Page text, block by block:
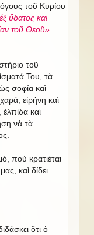
τοῦ Κυρίου
ὕδατος καὶ
τοῦ Θεοῦ»
τοῦ
Του, τὰ
σοφία καὶ
εἰρήνη καὶ
καὶ
νὰ τὰ
ποὺ κρατιέται
καὶ δίδει
ὅτι ὁ